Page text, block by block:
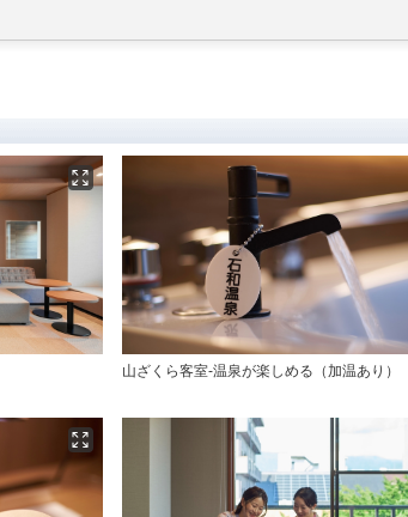
山ざくら客室-温泉が楽しめる（加温あり）